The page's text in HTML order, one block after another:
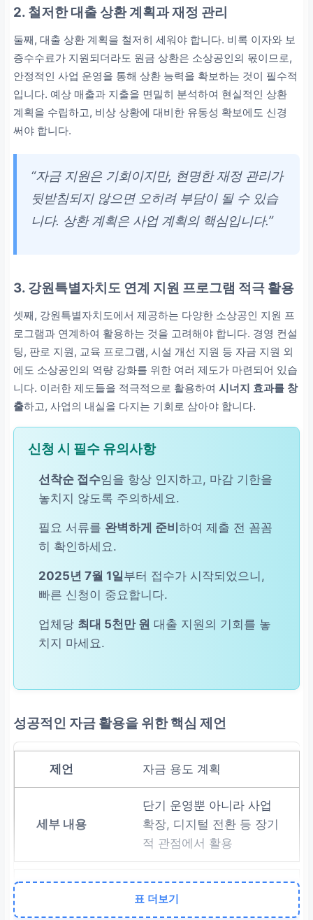
2. 철저한 대출 상환 계획과 재정 관리
둘째, 대출 상환 계획을 철저히 세워야 합니다. 비록 이자와 보
증수수료가 지원되더라도 원금 상환은 소상공인의 몫이므로,
안정적인 사업 운영을 통해 상환 능력을 확보하는 것이 필수적
입니다. 예상 매출과 지출을 면밀히 분석하여 현실적인 상환
계획을 수립하고, 비상 상황에 대비한 유동성 확보에도 신경
써야 합니다.
“자금 지원은 기회이지만, 현명한 재정 관리가
뒷받침되지 않으면 오히려 부담이 될 수 있습
니다. 상환 계획은 사업 계획의 핵심입니다.”
3. 강원특별자치도 연계 지원 프로그램 적극 활용
셋째, 강원특별자치도에서 제공하는 다양한 소상공인 지원 프
로그램과 연계하여 활용하는 것을 고려해야 합니다. 경영 컨설
팅, 판로 지원, 교육 프로그램, 시설 개선 지원 등 자금 지원 외
에도 소상공인의 역량 강화를 위한 여러 제도가 마련되어 있습
니다. 이러한 제도들을 적극적으로 활용하여 시너지 효과를 창
출하고, 사업의 내실을 다지는 기회로 삼아야 합니다.
신청 시 필수 유의사항
선착순 접수임을 항상 인지하고, 마감 기한을
놓치지 않도록 주의하세요.
필요 서류를 완벽하게 준비하여 제출 전 꼼꼼
히 확인하세요.
2025년 7월 1일부터 접수가 시작되었으니,
빠른 신청이 중요합니다.
업체당 최대 5천만 원 대출 지원의 기회를 놓
치지 마세요.
성공적인 자금 활용을 위한 핵심 제언
자금 용도 계획
단기 운영뿐 아니라 사업
확장, 디지털 전환 등 장기
적 관점에서 활용
상환 계획 수립
표 더보기